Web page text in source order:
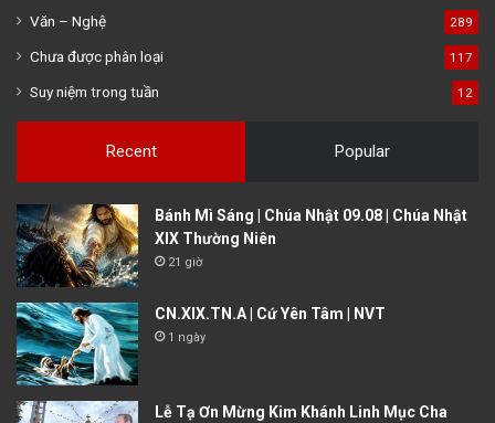
Văn – Nghệ 289
Chưa được phân loại 117
Suy niệm trong tuần 12
Recent Popular
Bánh Mì Sáng | Chúa Nhật 09.08 | Chúa Nhật
XIX Thường Niên
21 giờ
CN.XIX.TN.A | Cứ Yên Tâm | NVT
1 ngày
Lễ Tạ Ơn Mừng Kim Khánh Linh Mục Cha